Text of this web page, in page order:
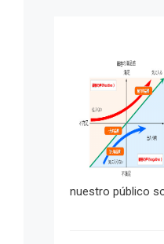
nuestro público